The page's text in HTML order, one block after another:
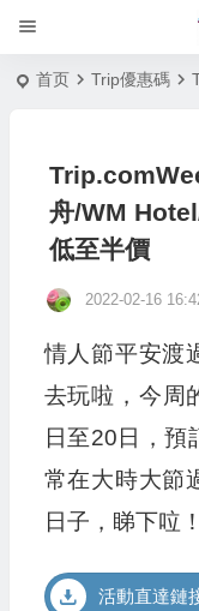
首页 Trip優惠碼
舟/WM
低至半價
2022-02-16
情人節平安渡
去玩啦，今周
日至20日，預
常在大時大節
日子，睇下㕸！
活動直達鏈